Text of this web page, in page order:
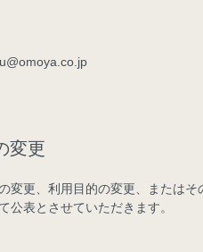
変更
変更、利用目的の変更、または
公表とさせていただきます。